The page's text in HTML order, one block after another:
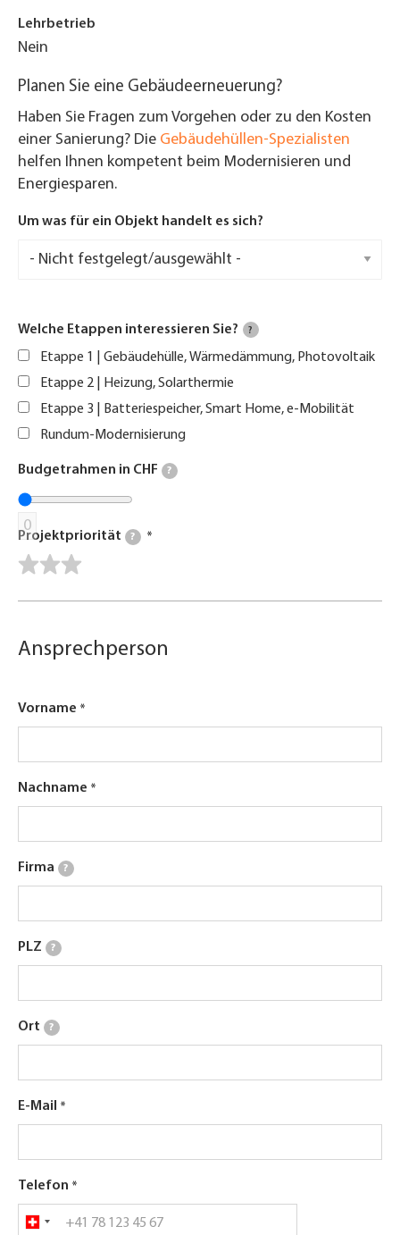
Lehrbetrieb
Nein
Planen Sie eine Gebäudeerneuerung?
Haben Sie Fragen zum Vorgehen oder zu den Kosten
einer Sanierung? Die Gebäudehüllen-Spezialisten
helfen Ihnen kompetent beim Modernisieren und
Energiesparen.
Um was für ein Objekt handelt es sich?
Welche Etappen interessieren Sie? ?
Etappe 1 | Gebäudehülle, Wärmedämmung, Photovoltaik
Etappe 2 | Heizung, Solarthermie
Etappe 3 | Batteriespeicher, Smart Home, e-Mobilität
Rundum-Modernisierung
Budgetrahmen in CHF ?
0
Projektpriorität ?
Ansprechperson
Vorname
Nachname
Firma ?
PLZ ?
Ort ?
E-Mail
Telefon